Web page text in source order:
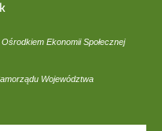
Ekonomii Społecznej
Województwa